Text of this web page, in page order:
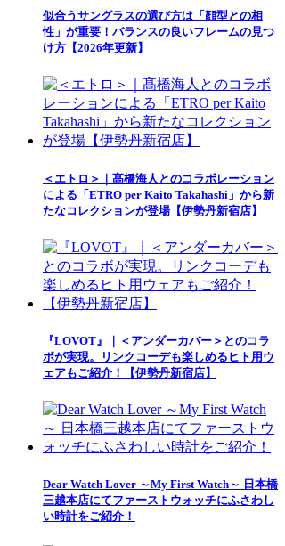
似合うサングラスの選び方は「顔型との相
性」が重要！バランスの良いフレームの見つ
け方【2026年更新】
＜エトロ＞｜髙橋海人とのコラボレーション
による「ETRO per Kaito Takahashi」から新
たなコレクションが登場【伊勢丹新宿店】
『LOVOT』｜＜アンダーカバー＞とのコラ
ボが実現。リンクコーデも楽しめるヒト用ウ
ェアもご紹介！【伊勢丹新宿店】
Dear Watch Lover ～My First Watch～ 日本橋
三越本店にてファーストウォッチにふさわし
い時計をご紹介！